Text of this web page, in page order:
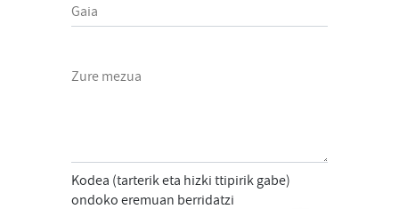
Gaia
Zure mezua
Kodea (tarterik eta hizki ttipirik gabe)
ondoko eremuan berridatzi